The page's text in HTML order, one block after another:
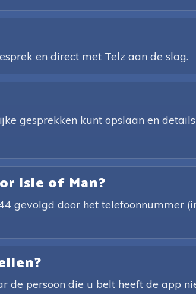
en direct met Telz aan de slag.
gesprekken kunt opslaan en
Isle of Man?
gevolgd door het telefoonnummer
de persoon die u belt heeft de app